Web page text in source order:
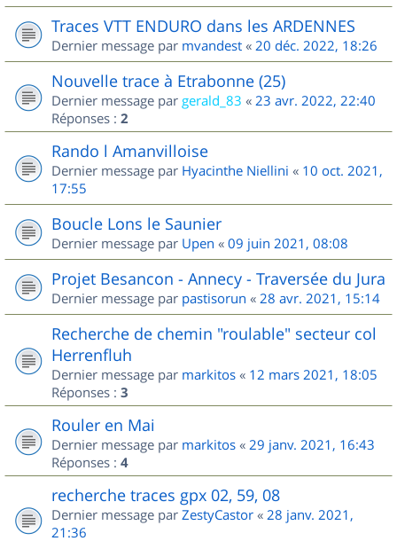
Traces VTT ENDURO dans les ARDENNES
Dernier message par mvandest « 20 déc. 2022, 18:26
Nouvelle trace à Etrabonne (25)
Dernier message par gerald_83 « 23 avr. 2022, 22:40
Réponses : 2
Rando l Amanvilloise
Dernier message par Hyacinthe Niellini « 10 oct. 2021,
17:55
Boucle Lons le Saunier
Dernier message par Upen « 09 juin 2021, 08:08
Projet Besancon - Annecy - Traversée du Jura
Dernier message par pastisorun « 28 avr. 2021, 15:14
Recherche de chemin "roulable" secteur col
Herrenfluh
Dernier message par markitos « 12 mars 2021, 18:05
Réponses : 3
Rouler en Mai
Dernier message par markitos « 29 janv. 2021, 16:43
Réponses : 4
recherche traces gpx 02, 59, 08
Dernier message par ZestyCastor « 28 janv. 2021,
21:36